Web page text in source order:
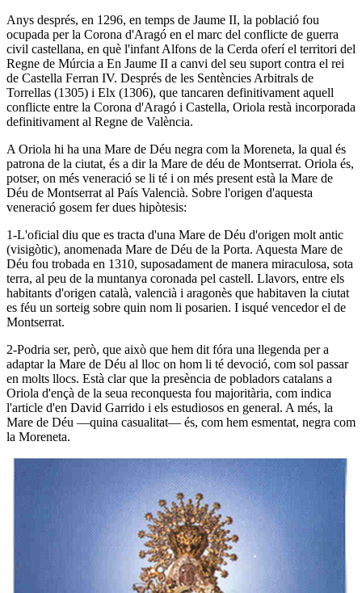
Anys després, en 1296, en temps de Jaume II, la població fou
ocupada per la Corona d'Aragó en el marc del conflicte de guerra
civil castellana, en què l'infant Alfons de la Cerda oferí el territori del
Regne de Múrcia a En Jaume II a canvi del seu suport contra el rei
de Castella Ferran IV. Després de les Sentències Arbitrals de
Torrellas (1305) i Elx (1306), que tancaren definitivament aquell
conflicte entre la Corona d'Aragó i Castella, Oriola restà incorporada
definitivament al Regne de València.
A Oriola hi ha una Mare de Déu negra com la Moreneta, la qual és
patrona de la ciutat, és a dir la Mare de déu de Montserrat. Oriola és,
potser, on més veneració se li té i on més present està la Mare de
Déu de Montserrat al País Valencià. Sobre l'origen d'aquesta
veneració gosem fer dues hipòtesis:
1-L'oficial diu que es tracta d'una Mare de Déu d'origen molt antic
(visigòtic), anomenada Mare de Déu de la Porta. Aquesta Mare de
Déu fou trobada en 1310, suposadament de manera miraculosa, sota
terra, al peu de la muntanya coronada pel castell. Llavors, entre els
habitants d'origen català, valencià i aragonès que habitaven la ciutat
es féu un sorteig sobre quin nom li posarien. I isqué vencedor el de
Montserrat.
2-Podria ser, però, que això que hem dit fóra una llegenda per a
adaptar la Mare de Déu al lloc on hom li té devoció, com sol passar
en molts llocs. Està clar que la presència de pobladors catalans a
Oriola d'ençà de la seua reconquesta fou majoritària, com indica
l'article d'en David Garrido i els estudiosos en general. A més, la
Mare de Déu —quina casualitat— és, com hem esmentat, negra com
la Moreneta.